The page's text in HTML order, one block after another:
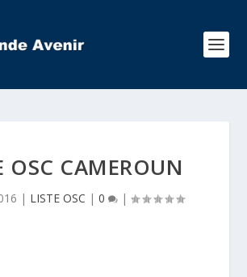
OSC CAMEROUN
| LISTE OSC | 0 |